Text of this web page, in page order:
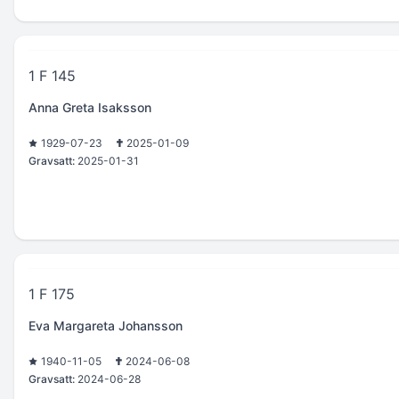
1 F 145
Anna Greta Isaksson
1929-07-23
2025-01-09
Gravsatt: 2025-01-31
1 F 175
Eva Margareta Johansson
1940-11-05
2024-06-08
Gravsatt: 2024-06-28